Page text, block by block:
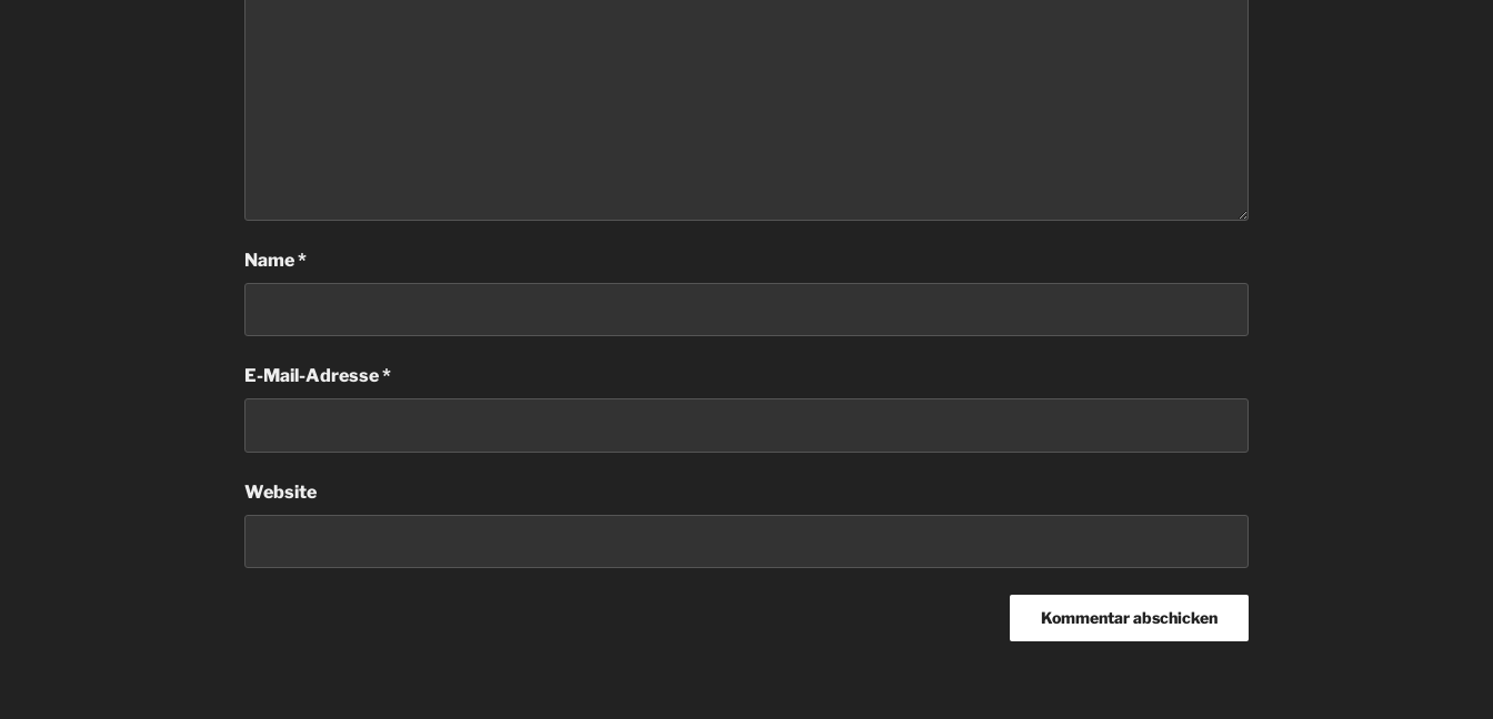
Name*
E-Mail-Adresse*
Website